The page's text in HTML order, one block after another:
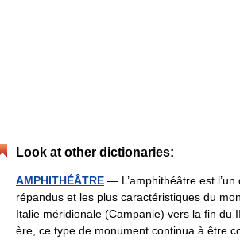
Look at other dictionaries:
AMPHITHÉÂTRE — L’amphithéâtre est
répandus et les plus caractéristiques du
Italie méridionale (Campanie) vers la fin du
ère, ce type de monument continua à être